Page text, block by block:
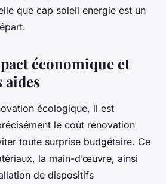
que cap soleil energie est un
économique et
aides
écologique, il est
le coût rénovation
toute surprise budgétaire. Ce
la main-d’œuvre, ainsi
de dispositifs